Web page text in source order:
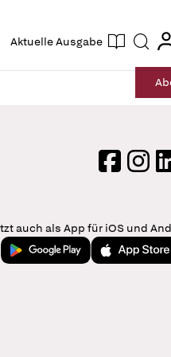
Aktuelle Ausgabe Suche
login
Facebook
auch als App für iOS und
Jetzt bei Google PlayLaden im App